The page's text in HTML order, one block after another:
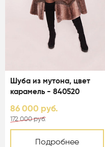
Шуба из мутона, цвет
карамель - 840520
86 000 руб.
172 000 руб.
Подробнее